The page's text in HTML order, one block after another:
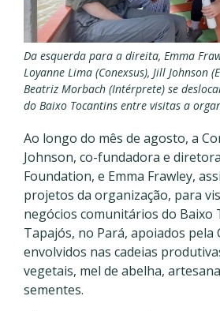
Da esquerda para a direita, Emma
Loyanne Lima (Conexsus), Jill Johnson
Beatriz Morbach (Intérprete) se
do Baixo Tocantins entre visitas a
Ao longo do mês de agosto, a
Johnson, co-fundadora e
Foundation, e Emma Frawley,
projetos da organização, para
negócios comunitários do Baixo
Tapajós, no Pará, apoiados pela
envolvidos nas cadeias
vegetais, mel de abelha,
sementes.